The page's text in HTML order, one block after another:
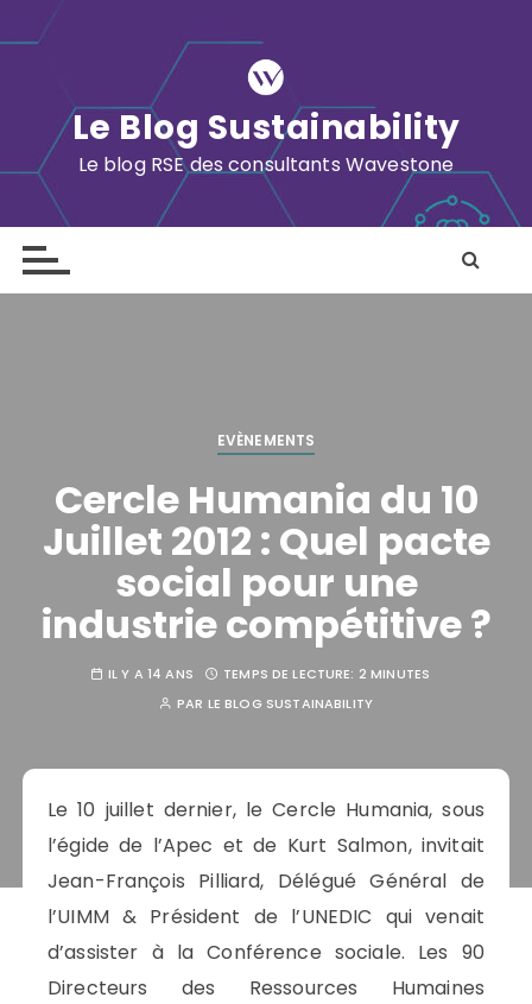
k
o
Le Blog Sustainability
Le blog RSE des consultants Wavestone
EVÈNEMENTS
Cercle Humania du 10
Juillet 2012 : Quel pacte
social pour une
industrie compétitive ?
IL Y A 14 ANS TEMPS DE LECTURE: 2 MINUTES
PAR LE BLOG SUSTAINABILITY
Le 10 juillet dernier, le Cercle Humania, sous
l’égide de l’Apec et de Kurt Salmon, invitait
Jean-François Pilliard, Délégué Général de
l’UIMM & Président de l’UNEDIC qui venait
d’assister à la Conférence sociale. Les 90
Directeurs des Ressources Humaines